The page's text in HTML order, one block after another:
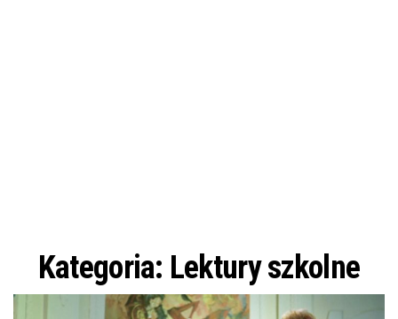
Kategoria: Lektury szkolne